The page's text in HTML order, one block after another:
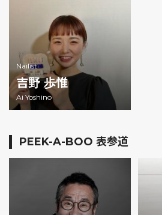
Nailist
吉野 歩惟
Ai Yoshino
PEEK-A-BOO 表参道